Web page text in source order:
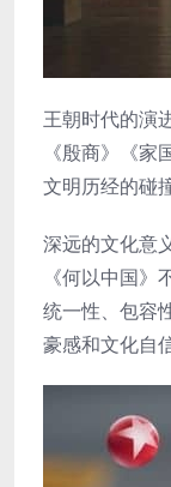
王朝时代的演
《殷商》《
文明历经的碰
深远的文化意
《何以中国
统一性、包容
豪感和文化自